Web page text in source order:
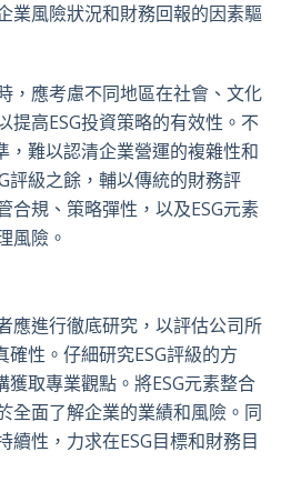
業風險狀況和財務回報的因素驅
，應考慮不同地區在社會、文化
提高ESG投資策略的有效性。不
，難以認清企業營運的複雜性和
評級之餘，輔以傳統的財務評
合規、策略彈性，以及ESG元素
風險。
應進行徹底研究，以評估公司所
確性。仔細研究ESG評級的方
獲取專業觀點。將ESG元素整合
全面了解企業的業績和風險。同
續性，力求在ESG目標和財務目